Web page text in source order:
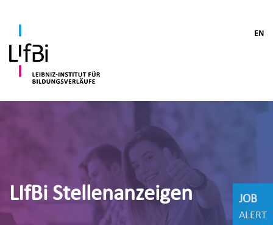
EN
LIfBi Stellenanzeigen JOB
ALERT